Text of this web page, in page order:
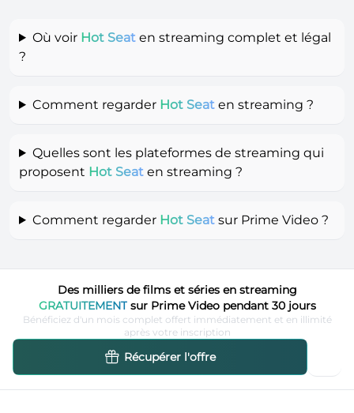
Où voir Hot Seaten streaming complet et légal
?
Comment regarder Hot Seaten streaming ?
Quelles sont les plateformes de streaming qui
proposent Hot Seat en streaming ?
Comment regarder Hot Seatsur Prime Video ?
Des milliers de films et séries en streaming
GRATUITEMENTsur Prime Video pendant 30 jours
Bénéficiez d'un mois complet offert immédiatement et en illimité
après votre inscription
Récupérer l'offre